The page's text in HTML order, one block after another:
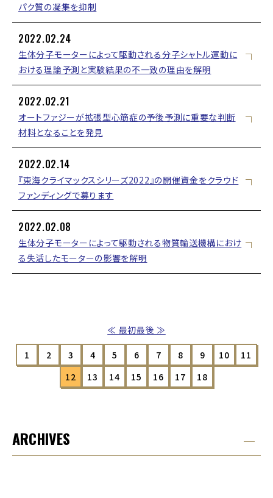
パク質の凝集を抑制
2022.02.24
生体分子モーターによって駆動される分子シャトル運動に
おける理論予測と実験結果の不一致の理由を解明
2022.02.21
オートファジーが拡張型心筋症の予後予測に重要な判断
材料となることを発見
2022.02.14
『東海クライマックスシリーズ2022』の開催資金をクラウド
ファンディングで募ります
2022.02.08
生体分子モーターによって駆動される物質輸送機構におけ
る失活したモーターの影響を解明
≪ 最初
1 2 3 4 5 6 7 8 9 10
11
12
13 14 15 16 17 18
最後 ≫
ARCHIVES